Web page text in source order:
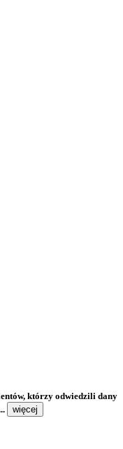
którzy odwiedzili dany
więcej